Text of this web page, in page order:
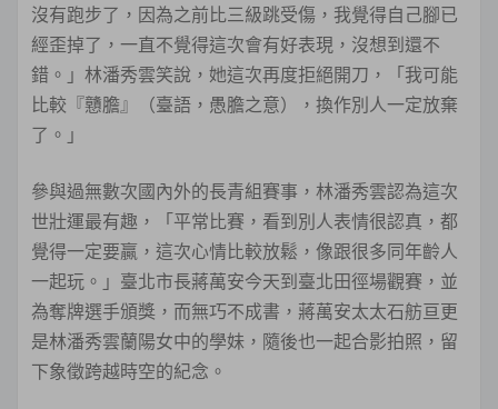
沒有跑步了，因為之前比三級跳受傷，我覺得自己腳已
經歪掉了，一直不覺得這次會有好表現，沒想到還不
錯。」林潘秀雲笑說，她這次再度拒絕開刀，「我可能
比較『戇膽』（臺語，愚膽之意），換作別人一定放棄
了。」
參與過無數次國內外的長青組賽事，林潘秀雲認為這次
世壯運最有趣，「平常比賽，看到別人表情很認真，都
覺得一定要贏，這次心情比較放鬆，像跟很多同年齡人
一起玩。」臺北市長蔣萬安今天到臺北田徑場觀賽，並
為奪牌選手頒獎，而無巧不成書，蔣萬安太太石舫亘更
是林潘秀雲蘭陽女中的學妹，隨後也一起合影拍照，留
下象徵跨越時空的紀念。